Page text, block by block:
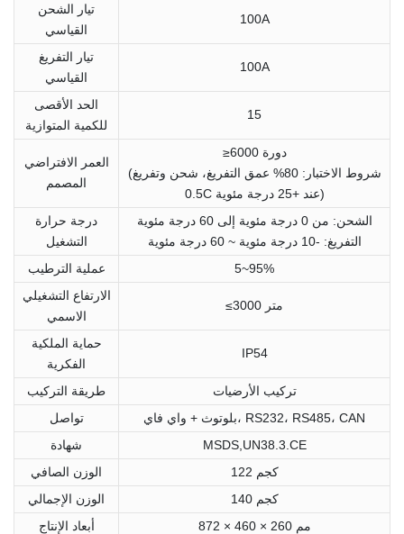
تيار الشحن
القياسي
100A
تيار التفريغ
القياسي
100A
الحد الأقصى
للكمية المتوازية
15
العمر الافتراضي
المصمم
≥6000 دورة
(شروط الاختبار: 80% عمق التفريغ، شحن وتفريغ
0.5C عند +25 درجة مئوية)
درجة حرارة
التشغيل
الشحن: من 0 درجة مئوية إلى 60 درجة مئوية
التفريغ: -10 درجة مئوية ~ 60 درجة مئوية
عملية الترطيب
5~95%
الارتفاع التشغيلي
الاسمي
≤3000 متر
حماية الملكية
الفكرية
IP54
طريقة التركيب
تركيب الأرضيات
تواصل
بلوتوث + واي فاي، RS232، RS485، CAN
شهادة
MSDS,UN38.3.CE
الوزن الصافي
122 كجم
الوزن الإجمالي
140 كجم
أبعاد الإنتاج
872 × 460 × 260 مم